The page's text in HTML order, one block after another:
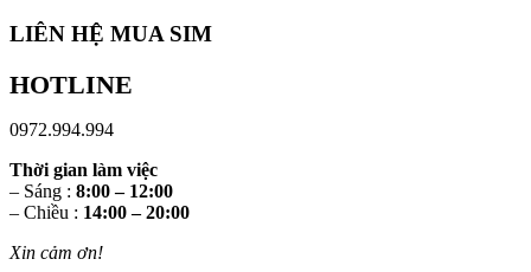
LIÊN HỆ MUA SIM
HOTLINE
0972.994.994
Thời gian làm việc
– Sáng : 8:00 – 12:00
– Chiều : 14:00 – 20:00
Xin cảm ơn!